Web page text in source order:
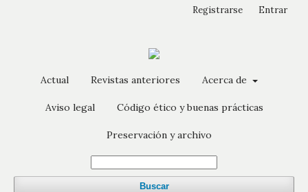
Actual Revistas anteriores Acerca de
Aviso legal Código ético y buenas prácticas
Preservación y archivo
Buscar
Registrarse Entrar